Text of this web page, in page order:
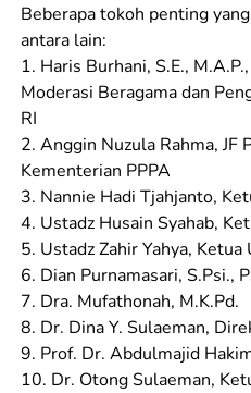
Beberapa tokoh penting
antara lain:
1. Haris Burhani, S.E.,
Moderasi Beragama dan
RI
2. Anggin Nuzula Rahma, JF
Kementerian PPPA
3. Nannie Hadi Tjahjanto,
4. Ustadz Husain Syahab,
5. Ustadz Zahir Yahya,
6. Dian Purnamasari, S.Psi.,
7. Dra. Mufathonah, M.K.Pd.
8. Dr. Dina Y. Sulaeman,
9. Prof. Dr. Abdulmajid
10. Dr. Otong Sulaeman,